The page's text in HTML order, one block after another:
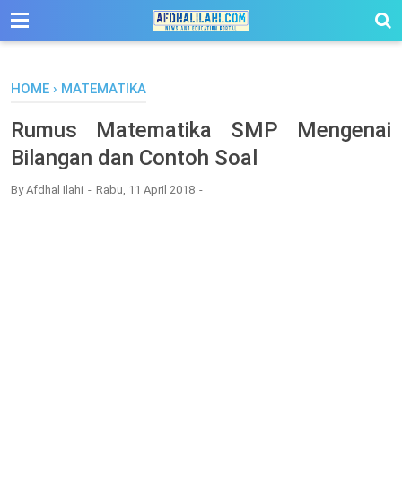
-->
HOME › MATEMATIKA
Rumus Matematika SMP Mengenai
Bilangan dan Contoh Soal
ByAfdhal Ilahi Rabu, 11 April 2018